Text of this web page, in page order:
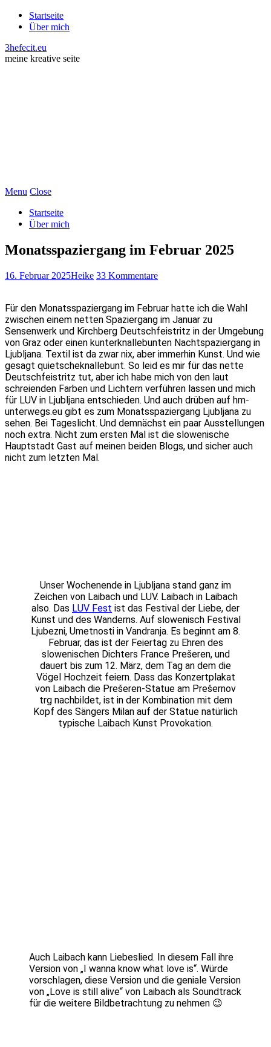
Startseite
Über mich
3hefecit.eu
meine kreative seite
Menu Close
Startseite
Über mich
Monatsspaziergang im Februar 2025
16. Februar 2025Heike 33 Kommentare
Für den Monatsspaziergang im Februar hatte ich die Wahl
zwischen einem netten Spaziergang im Januar zu
Sensenwerk und Kirchberg Deutschfeistritz in der Umgebung
von Graz oder einen kunterknallebunten Nachtspaziergang in
Ljubljana. Textil ist da zwar nix, aber immerhin Kunst. Und wie
gesagt quietscheknallebunt. So leid es mir für das nette
Deutschfeistritz tut, aber ich habe mich von den laut
schreienden Farben und Lichtern verführen lassen und mich
für LUV in Ljubljana entschieden. Und auch drüben auf hm-
unterwegs.eu gibt es zum Monatsspaziergang Ljubljana zu
sehen. Bei Tageslicht. Und demnächst ein paar Ausstellungen
noch extra. Nicht zum ersten Mal ist die slowenische
Hauptstadt Gast auf meinen beiden Blogs, und sicher auch
nicht zum letzten Mal.
Unser Wochenende in Ljubljana stand ganz im
Zeichen von Laibach und LUV. Laibach in Laibach
also. Das LUV Fest ist das Festival der Liebe, der
Kunst und des Wanderns. Auf slowenisch Festival
Ljubezni, Umetnosti in Vandranja. Es beginnt am 8.
Februar, das ist der Feiertag zu Ehren des
slowenischen Dichters France Prešeren, und
dauert bis zum 12. März, dem Tag an dem die
Vögel Hochzeit feiern. Dass das Konzertplakat
von Laibach die Prešeren-Statue am Prešernov
trg nachbildet, ist in der Kombination mit dem
Kopf des Sängers Milan auf der Statue natürlich
typische Laibach Kunst Provokation.
Auch Laibach kann Liebeslied. In diesem Fall ihre
Version von „I wanna know what love is“. Würde
vorschlagen, diese Version und die geniale Version
von „Love is still alive“ von Laibach als Soundtrack
für die weitere Bildbetrachtung zu nehmen 😉